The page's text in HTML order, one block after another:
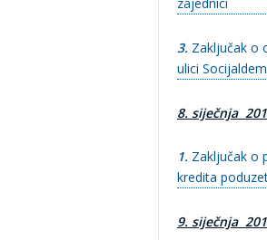
3. Zaključak o
ulici
8. siječnja
1. Zaključak o
kredita
9. siječnja